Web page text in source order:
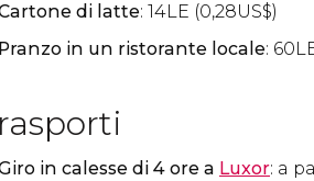
di latte: 14LE (0,28US$)
Pranzo in un ristorante locale: 60
in calesse di 4 ore a Luxor: a